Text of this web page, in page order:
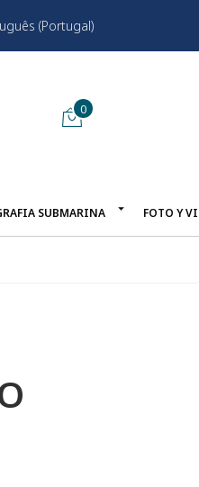
(Portugal)
0
SUBMARINA FOTO Y